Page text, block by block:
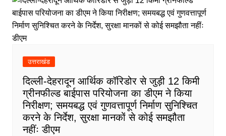
उत्तराखंड
दिल्ली-देहरादून आर्थिक कॉरिडोर से जुड़ी 12 किमी
ग्रीनफील्ड बाईपास परियोजना का डीएम ने किया
निरीक्षण; समयबद्ध एवं गुणवत्तापूर्ण निर्माण सुनिश्चित
करने के निर्देश, सुरक्षा मानकों से कोई समझौता
नहींः डीएम